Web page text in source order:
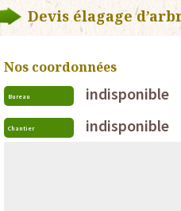
Devis élagage
Nos coordonnées
Bureau indisponible
Chantier indisponible